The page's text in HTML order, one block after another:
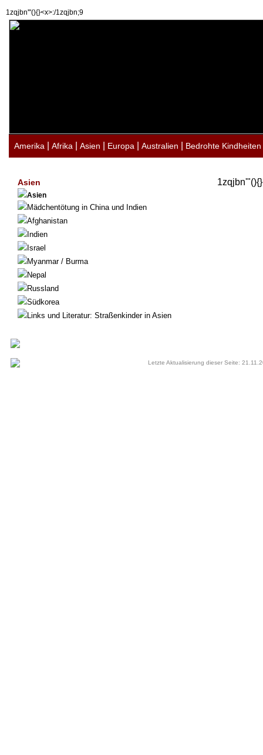
1zqjbn'"(){}<x>:/1zqjbn;9
Amerika Afrika Asien Europa Australien Bedrohte Kindheiten
Asien
Asien
Mädchentötung in China und Indien
Afghanistan
Indien
Israel
Myanmar / Burma
Nepal
Russland
Südkorea
Links und Literatur: Straßenkinder in Asien
Letzte Aktualisierung dieser Seite: